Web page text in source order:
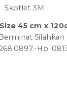
Skotlet 3M
45 cm x
Hp.